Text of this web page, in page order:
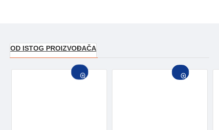
OD ISTOG PROIZVOĐAČA